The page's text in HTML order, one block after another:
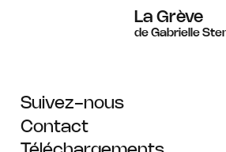
La Grève
de Gabrielle
Suivez-nous
Contact